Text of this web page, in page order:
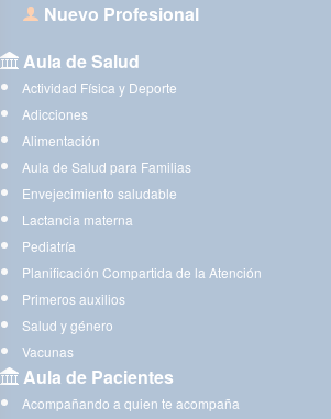
Nuevo Profesional
Aula de Salud
Actividad Física y Deporte
Adicciones
Alimentación
Aula de Salud para Familias
Envejecimiento saludable
Lactancia materna
Pediatría
Planificación Compartida de la Atención
Primeros auxilios
Salud y género
Vacunas
Aula de Pacientes
Acompañando a quien te acompaña